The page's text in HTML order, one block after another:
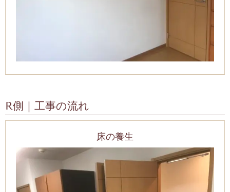
R側｜工事の流れ
床の養生